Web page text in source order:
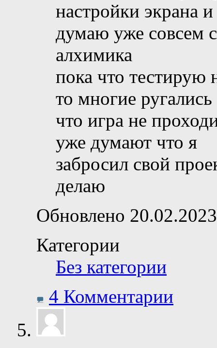
настройки экрана и
думаю уже совсем
алхимика
пока что
то многие ругались
что игра не
уже думают что я
забросил свой
делаю
Обновлено
Категории
Без категории
4 Комментарии